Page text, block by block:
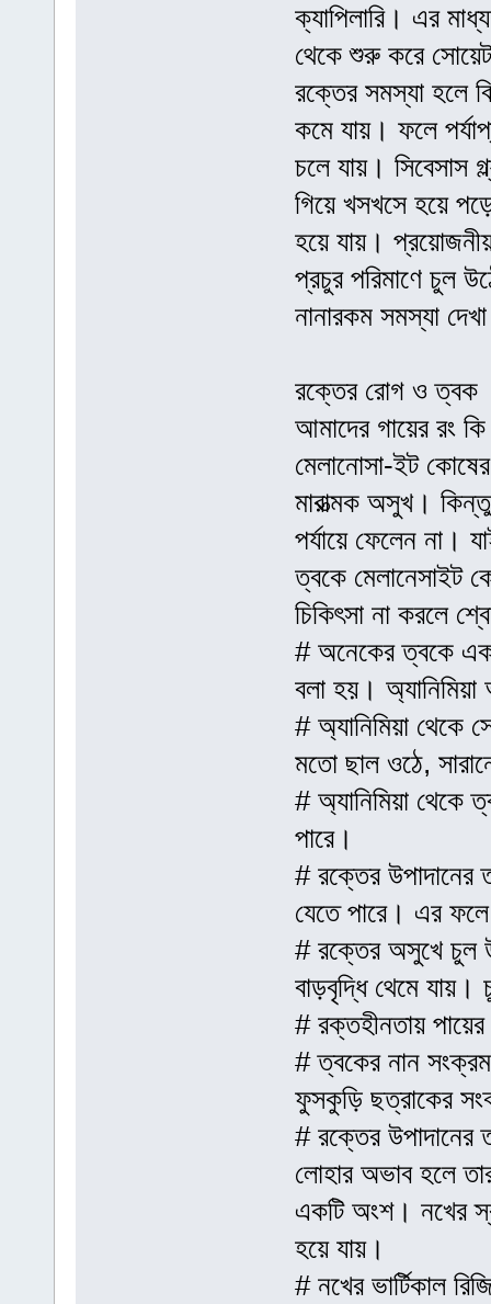
ক্যাপিলারি। এর
থেকে শুরু করে সোয়েট
রক্তের সমস্যা হলে
কমে যায়। ফলে
চলে যায়। সিবেসাস
গিয়ে খসখসে হয়ে
হয়ে যায়।
প্রচুর পরিমাণে চুল
নানারকম সমস্যা
রক্তের রোগ ও ত্বক
আমাদের গায়ের রং
মেলানোসা-ইট
মারাত্মক অসুখ।
পর্যায়ে ফেলেন না।
ত্বকে মেলানেসাইট
চিকিৎসা না করলে
# অনেকের ত্বকে
বলা হয়।
# অ্যানিমিয়া থেকে
মতো ছাল ওঠে,
# অ্যানিমিয়া থেকে
পারে।
# রক্তের উপাদানের
যেতে পারে। এর
# রক্তের অসুখে চুল
বাড়বৃদ্ধি থেমে যায়।
# রক্তহীনতায়
# ত্বকের নান
ফুসকুড়ি ছত্রাকের
# রক্তের উপাদানের
লোহার অভাব হলে
একটি অংশ। নখের
হয়ে যায়।
# নখের ভার্টিকাল